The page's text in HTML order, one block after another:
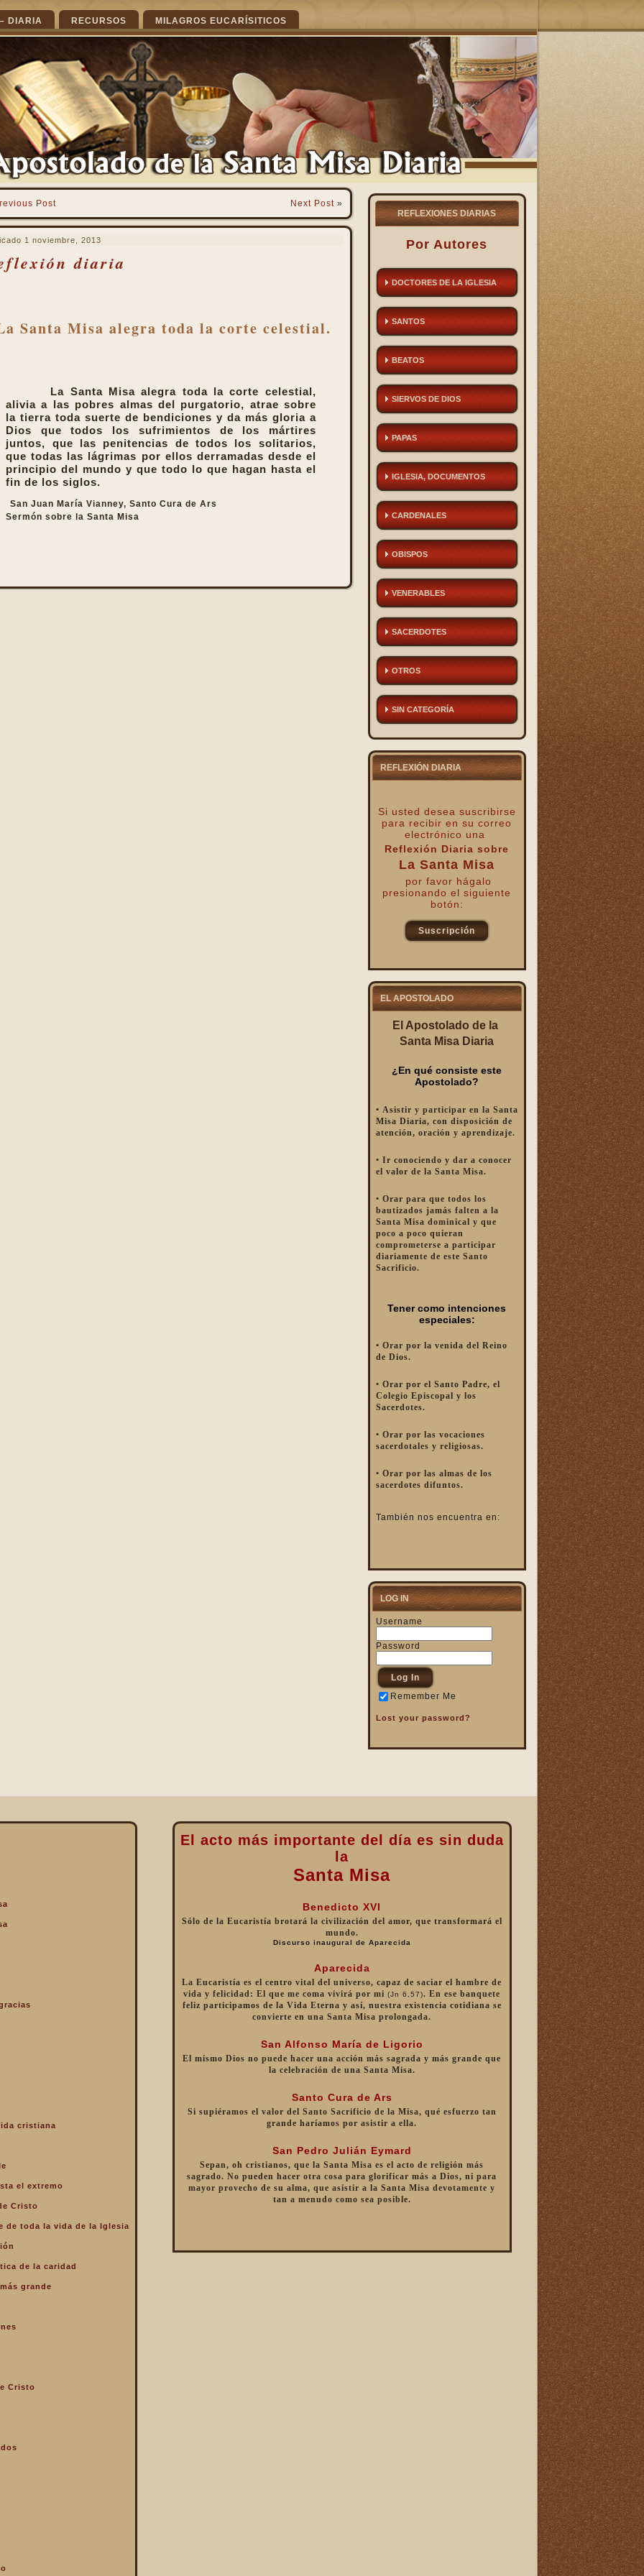
DIARIA RECURSOS MILAGROS EUCARÍSITICOS
Post Next Post»
1 noviembre, 2013
diaria
Santa Misa alegra toda la corte celestial.
La Santa Misa alegra toda la corte celestial,
alivia a las pobres almas del purgatorio, atrae sobre
la tierra toda suerte de bendiciones y da más gloria a
Dios que todos los sufrimientos de los mártires
juntos, que las penitencias de todos los solitarios,
que todas las lágrimas por ellos derramadas desde el
principio del mundo y que todo lo que hagan hasta el
fin de los siglos.
San Juan María Vianney, Santo Cura de Ars
Sermón sobre la Santa Misa
REFLEXIONES DIARIAS
Por Autores
DOCTORES DE LA IGLESIA
SANTOS
BEATOS
SIERVOS DE DIOS
PAPAS
IGLESIA, DOCUMENTOS
CARDENALES
OBISPOS
VENERABLES
SACERDOTES
OTROS
SIN CATEGORÍA
REFLEXIÓN DIARIA
Si usted desea suscribirse
para recibir en su correo
electrónico una
Reflexión Diaria sobre
La Santa Misa
por favor hágalo
presionando el siguiente
botón:
Suscripción
EL APOSTOLADO
El Apostolado de la
Santa Misa Diaria
¿En qué consiste este
Apostolado?
• Asistir y participar en la Santa
Misa Diaria, con disposición de
atención, oración y aprendizaje.
• Ir conociendo y dar a conocer
el valor de la Santa Misa.
• Orar para que todos los
bautizados jamás falten a la
Santa Misa dominical y que
poco a poco quieran
comprometerse a participar
diariamente de este Santo
Sacrificio.
Tener como intenciones
especiales:
• Orar por la venida del Reino
de Dios.
• Orar por el Santo Padre, el
Colegio Episcopal y los
Sacerdotes.
• Orar por las vocaciones
sacerdotales y religiosas.
• Orar por las almas de los
sacerdotes difuntos.
También nos encuentra en:
LOG IN
Username
Password
Remember Me
Lost your password?
cristiana
el extremo
Cristo
de toda la vida de la Iglesia
de la caridad
grande
Cristo
El acto más importante del día es sin duda
la
Santa Misa
Benedicto XVI
Sólo de la Eucaristía brotará la civilización del amor, que transformará el
mundo.
Discurso inaugural de Aparecida
Aparecida
La Eucaristía es el centro vital del universo, capaz de saciar el hambre de
vida y felicidad: El que me coma vivirá por mi (Jn 6,57). En ese banquete
feliz participamos de la Vida Eterna y así, nuestra existencia cotidiana se
convierte en una Santa Misa prolongada.
San Alfonso María de Ligorio
El mismo Dios no puede hacer una acción más sagrada y más grande que
la celebración de una Santa Misa.
Santo Cura de Ars
Si supiéramos el valor del Santo Sacrificio de la Misa, qué esfuerzo tan
grande haríamos por asistir a ella.
San Pedro Julián Eymard
Sepan, oh cristianos, que la Santa Misa es el acto de religión más
sagrado. No pueden hacer otra cosa para glorificar más a Dios, ni para
mayor provecho de su alma, que asistir a la Santa Misa devotamente y
tan a menudo como sea posible.